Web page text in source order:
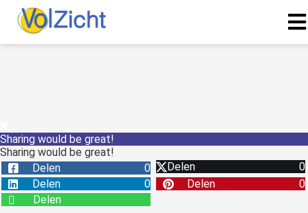
Sharing would be great!
Sharing would be great!
Delen
0 Delen
0
Delen
0 Delen
0
Delen